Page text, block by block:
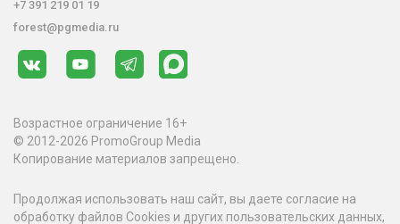
+7 391 219 01 19
forest@pgmedia.ru
Возрастное ограничение 16+
© 2012-2026 PromoGroup Media
Копирование материалов запрещено.
Продолжая использовать наш сайт, вы даете согласие на
обработку файлов Cookies и других пользовательских данных,